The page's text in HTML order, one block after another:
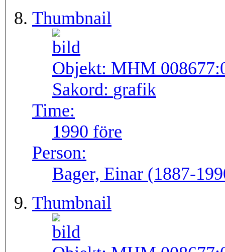
Thumbnail
Objekt: MHM
Sakord: grafik
Time:
1990 före
Person:
Bager, Einar (1887-
Thumbnail